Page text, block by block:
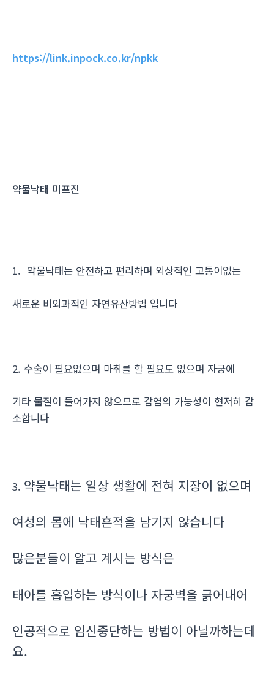
https://link.inpock.co.kr/npkk
약물낙태 미프진
1. 약물낙태는 안전하고 편리하며 외상적인 고통이없는
새로운 비외과적인 자연유산방법 입니다
2. 수술이 필요없으며 마취를 할 필요도 없으며 자궁에
기타 물질이 들어가지 않으므로 감염의 가능성이 현저히 감
소합니다
3. 약물낙태는 일상 생활에 전혀 지장이 없으며
여성의 몸에 낙태흔적을 남기지 않습니다
많은분들이 알고 계시는 방식은
태아를 흡입하는 방식이나 자궁벽을 긁어내어
인공적으로 임신중단하는 방법이 아닐까하는데
요.